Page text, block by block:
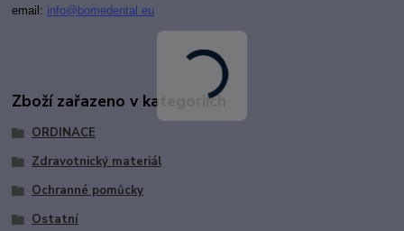
email: info@bomedental.eu
Zboží zařazeno v kategoriích
ORDINACE
Zdravotnický materiál
Ochranné pomůcky
Ostatní